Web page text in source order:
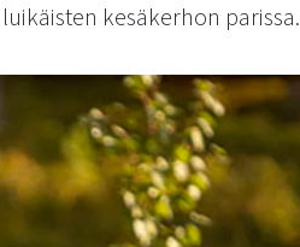
kesäkerhon parissa.